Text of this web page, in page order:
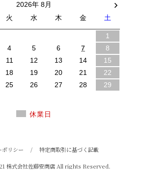
2026年 8月
火 水 木 金 土
1
4 5 6 7
8
11 12 13 14
15
18 19 20 21
22
25 26 27 28
29
休業日
ポリシー / 特定商取引に基づく記載
株式会社佐藤安商店 All rights Reserved.